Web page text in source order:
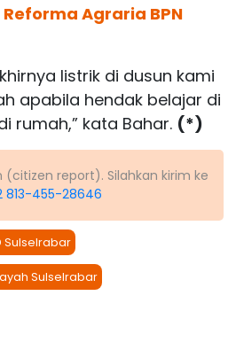
Agraria BPN
listrik di dusun kami
apabila hendak belajar di
rumah,” kata Bahar. (*)
report). Silahkan kirim ke
813-455-28646
Sulselrabar
Sulselrabar